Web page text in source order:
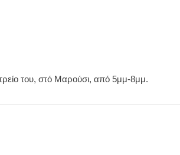
του, στό Μαρούσι, από 5μμ-8μμ.